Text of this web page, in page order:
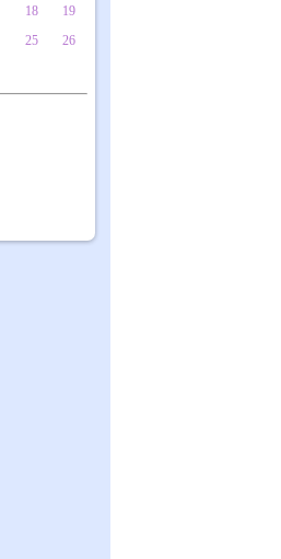
18
19
25
26